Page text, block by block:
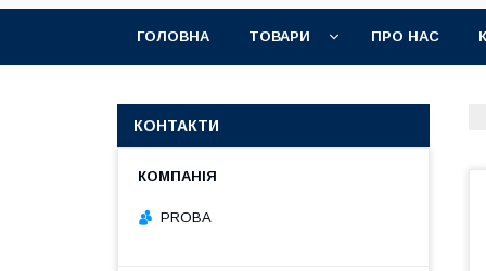
ГОЛОВНА ТОВАРИ ПРО НАС
КОНТАКТИ
PROBA